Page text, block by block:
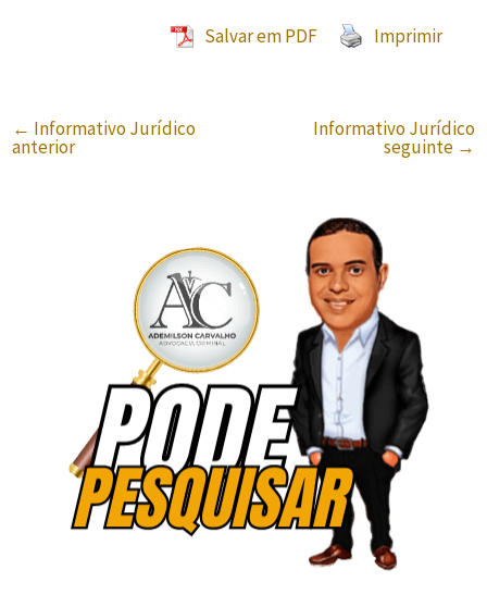
Salvar em PDF Imprimir
← Informativo Jurídico
anterior
Informativo Jurídico
seguinte →